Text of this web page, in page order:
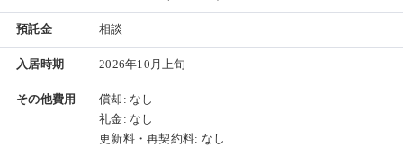
預託金 相談
入居時期 2026年10月上旬
その他費用
償却: なし
礼金: なし
更新料・再契約料: なし